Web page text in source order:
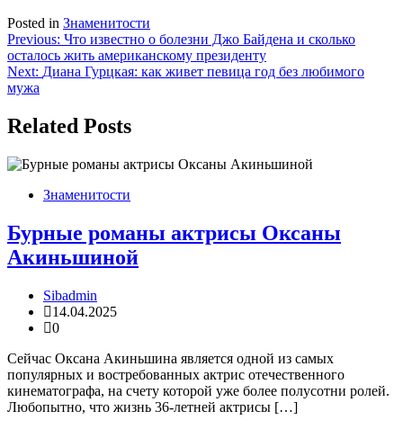
Posted in Знаменитости
Навигация
по
записям
Previous: Что известно о болезни Джо Байдена и сколько
осталось жить американскому президенту
Next: Диана Гурцкая: как живет певица год без любимого
мужа
Related Posts
Знаменитости
Бурные романы актрисы Оксаны
Акиньшиной
Sibadmin
14.04.2025
0
Сейчас Оксана Акиньшина является одной из самых
популярных и востребованных актрис отечественного
кинематографа, на счету которой уже более полусотни ролей.
Любопытно, что жизнь 36-летней актрисы […]